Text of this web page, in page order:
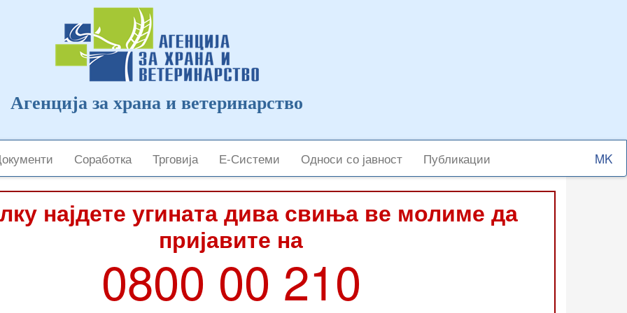
Агенција за храна и ветеринарство
Соработка Трговија Е-Системи Односи со јавност Публикации
Select
your
најдете угината дива свиња ве молиме да
пријавите на
0800 00 210